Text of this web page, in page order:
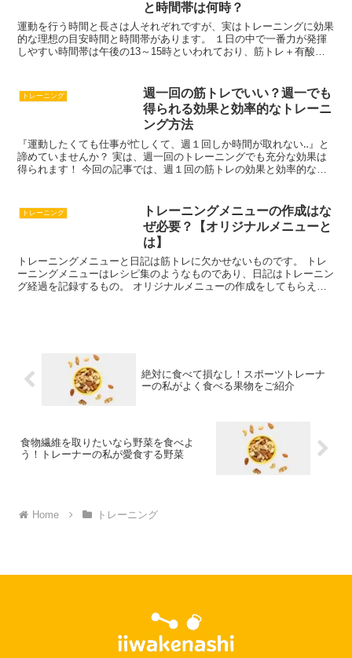
と時間帯は何時？
運動を行う時間と長さは人それぞれですが、実はトレーニングに効果
的な理想の目安時間と時間帯があります。 １日の中で一番力が発揮
しやすい時間帯は午後の13～15時といわれており、筋トレ＋有酸素
トレーニング
週一回の筋トレでいい？週一でも
得られる効果と効率的なトレーニ
ング方法
『運動したくても仕事が忙しくて、週１回しか時間が取れない‥』と
諦めていませんか？ 実は、週一回のトレーニングでも充分な効果は
得られます！ 今回の記事では、週１回の筋トレの効果と効率的なト
トレーニング
トレーニングメニューの作成はな
ぜ必要？【オリジナルメニューと
は】
トレーニングメニューと日記は筋トレに欠かせないものです。 トレ
ーニングメニューはレシピ集のようなものであり、日記はトレーニン
グ経過を記録するもの。 オリジナルメニューの作成をしてもらえ
絶対に食べて損なし！スポーツトレーナ
ーの私がよく食べる果物をご紹介
食物繊維を取りたいなら野菜を食べよ
う！トレーナーの私が愛食する野菜
Home トレーニング